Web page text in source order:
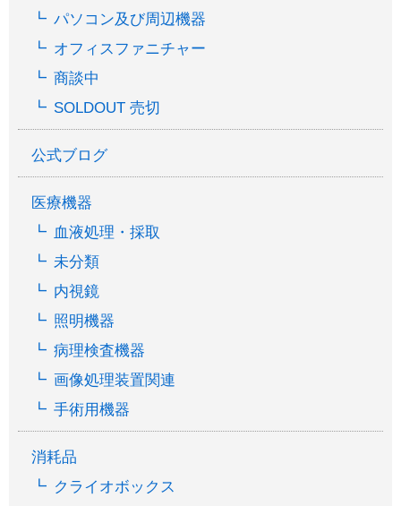
パソコン及び周辺機器
オフィスファニチャー
商談中
SOLDOUT 売切
公式ブログ
医療機器
血液処理・採取
未分類
内視鏡
照明機器
病理検査機器
画像処理装置関連
手術用機器
消耗品
クライオボックス